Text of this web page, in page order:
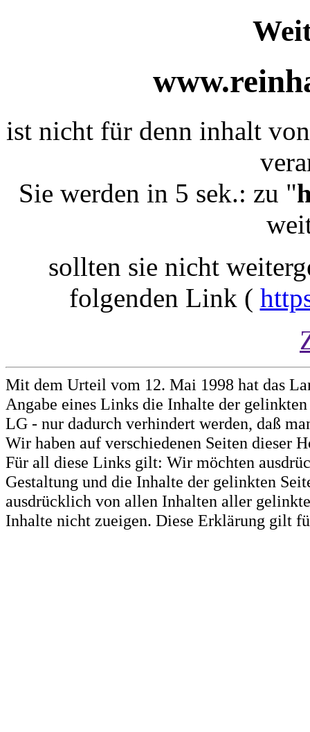
ist nicht für denn inhalt
Sie werden in 5 sek.: zu "
sollten sie nicht
folgenden Link (
Mit dem Urteil vom 12. Mai 1998 hat das
Angabe eines Links die Inhalte der
LG - nur dadurch verhindert werden, daß
Wir haben auf verschiedenen Seiten dieser
Für all diese Links gilt: Wir möchten
Gestaltung und die Inhalte der gelinkten
ausdrücklich von allen Inhalten aller
Inhalte nicht zueigen. Diese Erklärung gilt